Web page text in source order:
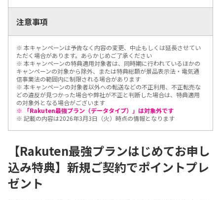
注意事項
※ 本キャンペーンは予告なく内容の変更、中止もしくは延長させてい
ただく場合があります。あらかじめご了承ください
※ 本キャンペーンの特典適用対象者は、同時期に行われているほかの
キャンペーンの対象から除外、または特典総額が景品表示法・電気通
信事業法の範囲内に制限される場合があります
※ 本キャンペーンの対象者以外への転送などの不正利用、不正転売な
どの違反が見つかった場合や弊社が不正と判断した場合は、特典適用
の対象外となる場合がございます
※ 「Rakuten最強プラン（データタイプ）」は対象外です
※ 記載の内容は2026年3月3日（火）時点の情報となります
【Rakuten最強プランはじめてお申し
込み特典】新規ご契約でポイントプレ
ゼント